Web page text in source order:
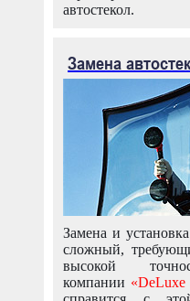
автостекол.
Замена
Замена и
сложный,
высокой
компании «DeLuxe